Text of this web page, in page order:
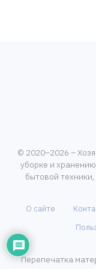
© 2020–2026 –
уборке и
бытовой
О сайте
Перепечатка